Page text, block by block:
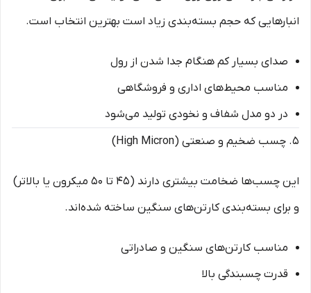
انبارهایی که حجم بسته‌بندی زیاد است بهترین انتخاب است.
صدای بسیار کم هنگام جدا شدن از رول
مناسب محیط‌های اداری و فروشگاهی
در دو مدل شفاف و نخودی تولید می‌شود
۵. چسب ضخیم و صنعتی (High Micron)
این چسب‌ها ضخامت بیشتری دارند (۴۵ تا ۵۰ میکرون یا بالاتر)
و برای بسته‌بندی کارتن‌های سنگین ساخته شده‌اند.
مناسب کارتن‌های سنگین و صادراتی
قدرت چسبندگی بالا